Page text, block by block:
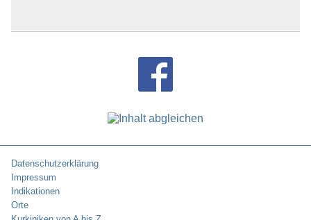
Datenschutzerklärung
Impressum
Indikationen
Orte